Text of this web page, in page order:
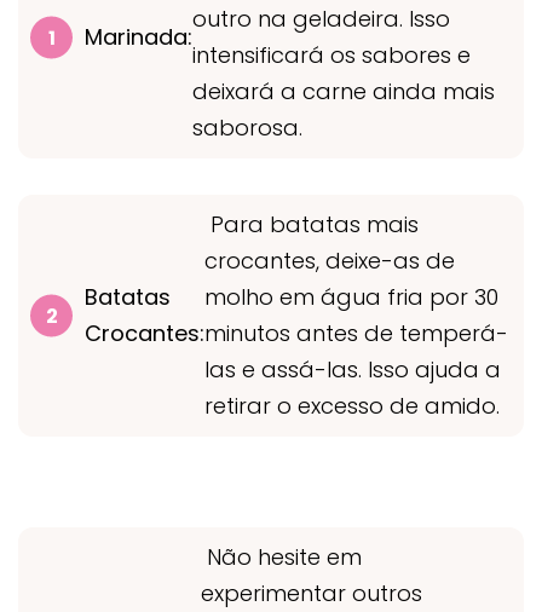
Marinada:
outro na geladeira. Isso
intensificará os sabores e
deixará a carne ainda mais
saborosa.
Batatas
Crocantes:
Para batatas mais
crocantes, deixe-as de
molho em água fria por 30
minutos antes de temperá-
las e assá-las. Isso ajuda a
retirar o excesso de amido.
Não hesite em
experimentar outros